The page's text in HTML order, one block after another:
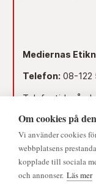
Mediernas
Telefon: 08-122
Telefontid
Dag före röd dag
Lunchstängt
Mejl:
Om cookies på
Vi använder cookies
webbplatsens
kopplade till sociala
och annonser. Läs mer